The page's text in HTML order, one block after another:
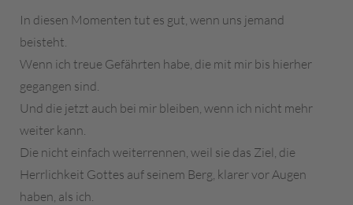
In diesen Momenten tut es gut, wenn uns jemand
beisteht.
Wenn ich treue Gefährten habe, die mit mir bis hierher
gegangen sind.
Und die jetzt auch bei mir bleiben, wenn ich nicht mehr
weiter kann.
Die nicht einfach weiterrennen, weil sie das Ziel, die
Herrlichkeit Gottes auf seinem Berg, klarer vor Augen
haben, als ich.